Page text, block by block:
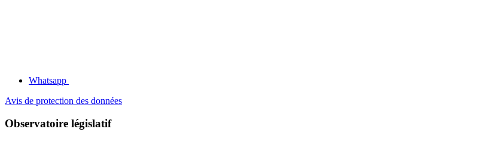
Whatsapp
Avis de protection des données
Observatoire législatif